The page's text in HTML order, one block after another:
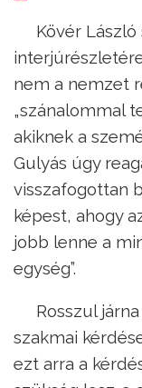
Kövér
nem a nemzet
„szánalommal
akiknek a
Gulyás úgy
visszafogottan
képest, ahogy
jobb lenne a
egység”.
Rosszul
szakmai
ezt arra a